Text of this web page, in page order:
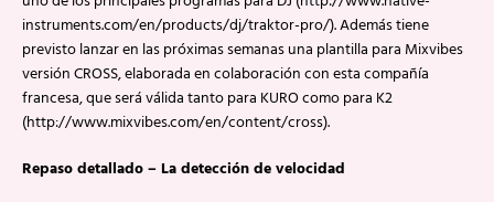
instruments.com/en/products/dj/traktor-pro/). Además tiene
previsto lanzar en las próximas semanas una plantilla para Mixvibes
versión CROSS, elaborada en colaboración con esta compañía
francesa, que será válida tanto para KURO como para K2
(http://www.mixvibes.com/en/content/cross).
Repaso detallado – La detección de velocidad